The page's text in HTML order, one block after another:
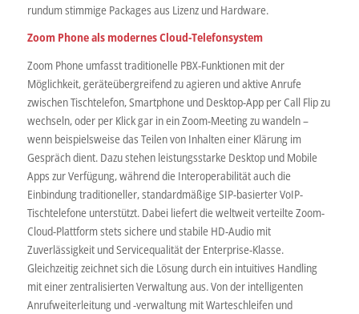
rundum stimmige Packages aus Lizenz und Hardware.
Zoom Phone als modernes Cloud-Telefonsystem
Zoom Phone umfasst traditionelle PBX-Funktionen mit der
Möglichkeit, geräteübergreifend zu agieren und aktive Anrufe
zwischen Tischtelefon, Smartphone und Desktop-App per Call Flip zu
wechseln, oder per Klick gar in ein Zoom-Meeting zu wandeln –
wenn beispielsweise das Teilen von Inhalten einer Klärung im
Gespräch dient. Dazu stehen leistungsstarke Desktop und Mobile
Apps zur Verfügung, während die Interoperabilität auch die
Einbindung traditioneller, standardmäßige SIP-basierter VoIP-
Tischtelefone unterstützt. Dabei liefert die weltweit verteilte Zoom-
Cloud-Plattform stets sichere und stabile HD-Audio mit
Zuverlässigkeit und Servicequalität der Enterprise-Klasse.
Gleichzeitig zeichnet sich die Lösung durch ein intuitives Handling
mit einer zentralisierten Verwaltung aus. Von der intelligenten
Anrufweiterleitung und -verwaltung mit Warteschleifen und